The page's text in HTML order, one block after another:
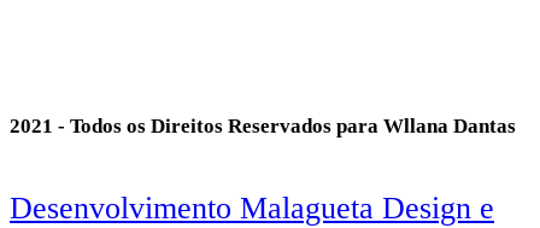
2021 - Todos os Direitos Reservados para Wllana Dantas
Desenvolvimento Malagueta Design e